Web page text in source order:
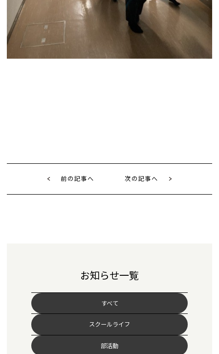
前の記事へ 次の記事へ
お知らせ一覧
すべて
スクールライフ
部活動